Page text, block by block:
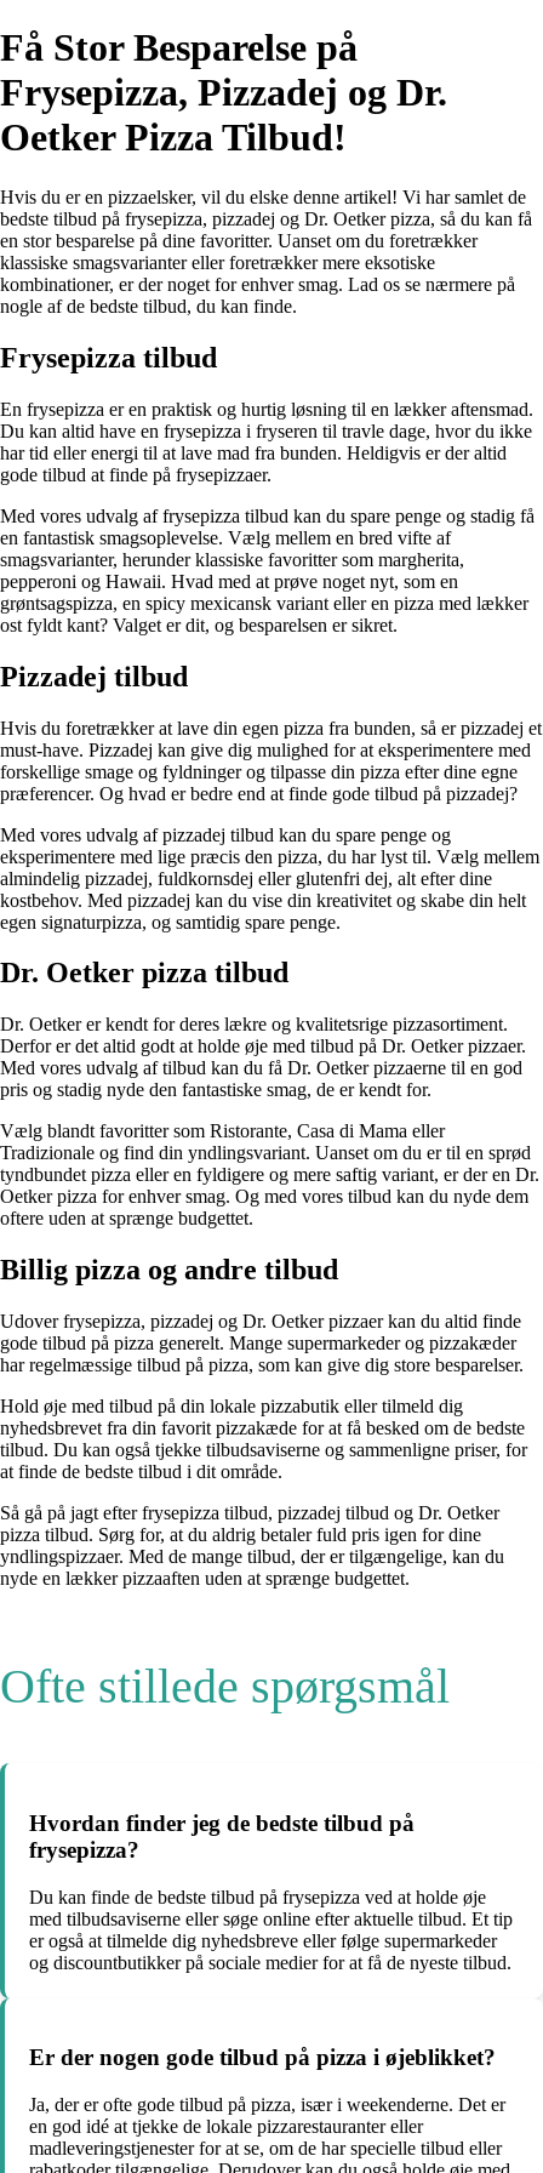
Få Stor Besparelse på
Frysepizza, Pizzadej og Dr.
Oetker Pizza Tilbud!
Hvis du er en pizzaelsker, vil du elske denne artikel! Vi har samlet de
bedste tilbud på frysepizza, pizzadej og Dr. Oetker pizza, så du kan få
en stor besparelse på dine favoritter. Uanset om du foretrækker
klassiske smagsvarianter eller foretrækker mere eksotiske
kombinationer, er der noget for enhver smag. Lad os se nærmere på
nogle af de bedste tilbud, du kan finde.
Frysepizza tilbud
En frysepizza er en praktisk og hurtig løsning til en lækker aftensmad.
Du kan altid have en frysepizza i fryseren til travle dage, hvor du ikke
har tid eller energi til at lave mad fra bunden. Heldigvis er der altid
gode tilbud at finde på frysepizzaer.
Med vores udvalg af frysepizza tilbud kan du spare penge og stadig få
en fantastisk smagsoplevelse. Vælg mellem en bred vifte af
smagsvarianter, herunder klassiske favoritter som margherita,
pepperoni og Hawaii. Hvad med at prøve noget nyt, som en
grøntsagspizza, en spicy mexicansk variant eller en pizza med lækker
ost fyldt kant? Valget er dit, og besparelsen er sikret.
Pizzadej tilbud
Hvis du foretrækker at lave din egen pizza fra bunden, så er pizzadej et
must-have. Pizzadej kan give dig mulighed for at eksperimentere med
forskellige smage og fyldninger og tilpasse din pizza efter dine egne
præferencer. Og hvad er bedre end at finde gode tilbud på pizzadej?
Med vores udvalg af pizzadej tilbud kan du spare penge og
eksperimentere med lige præcis den pizza, du har lyst til. Vælg mellem
almindelig pizzadej, fuldkornsdej eller glutenfri dej, alt efter dine
kostbehov. Med pizzadej kan du vise din kreativitet og skabe din helt
egen signaturpizza, og samtidig spare penge.
Dr. Oetker pizza tilbud
Dr. Oetker er kendt for deres lækre og kvalitetsrige pizzasortiment.
Derfor er det altid godt at holde øje med tilbud på Dr. Oetker pizzaer.
Med vores udvalg af tilbud kan du få Dr. Oetker pizzaerne til en god
pris og stadig nyde den fantastiske smag, de er kendt for.
Vælg blandt favoritter som Ristorante, Casa di Mama eller
Tradizionale og find din yndlingsvariant. Uanset om du er til en sprød
tyndbundet pizza eller en fyldigere og mere saftig variant, er der en Dr.
Oetker pizza for enhver smag. Og med vores tilbud kan du nyde dem
oftere uden at sprænge budgettet.
Billig pizza og andre tilbud
Udover frysepizza, pizzadej og Dr. Oetker pizzaer kan du altid finde
gode tilbud på pizza generelt. Mange supermarkeder og pizzakæder
har regelmæssige tilbud på pizza, som kan give dig store besparelser.
Hold øje med tilbud på din lokale pizzabutik eller tilmeld dig
nyhedsbrevet fra din favorit pizzakæde for at få besked om de bedste
tilbud. Du kan også tjekke tilbudsaviserne og sammenligne priser, for
at finde de bedste tilbud i dit område.
Så gå på jagt efter frysepizza tilbud, pizzadej tilbud og Dr. Oetker
pizza tilbud. Sørg for, at du aldrig betaler fuld pris igen for dine
yndlingspizzaer. Med de mange tilbud, der er tilgængelige, kan du
nyde en lækker pizzaaften uden at sprænge budgettet.
Ofte stillede spørgsmål
Hvordan finder jeg de bedste tilbud på
frysepizza?
Du kan finde de bedste tilbud på frysepizza ved at holde øje
med tilbudsaviserne eller søge online efter aktuelle tilbud. Et tip
er også at tilmelde dig nyhedsbreve eller følge supermarkeder
og discountbutikker på sociale medier for at få de nyeste tilbud.
Er der nogen gode tilbud på pizza i øjeblikket?
Ja, der er ofte gode tilbud på pizza, især i weekenderne. Det er
en god idé at tjekke de lokale pizzarestauranter eller
madleveringstjenester for at se, om de har specielle tilbud eller